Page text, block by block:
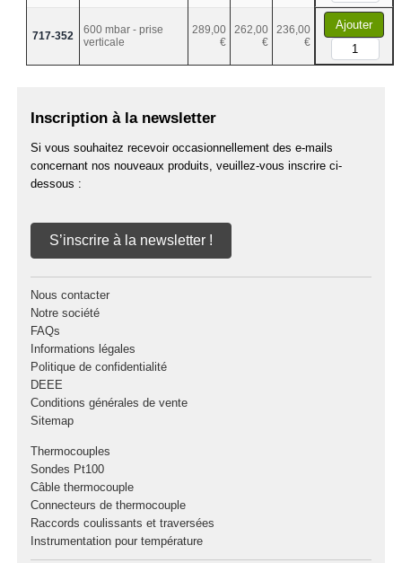
717-352
600 mbar - prise
verticale
289,00
€
262,00
€
236,00
€
Ajouter
Inscription à la newsletter
Si vous souhaitez recevoir occasionnellement des e-mails
concernant nos nouveaux produits, veuillez-vous inscrire ci-
dessous :
S’inscrire à la newsletter !
Nous contacter
Notre société
FAQs
Informations légales
Politique de confidentialité
DEEE
Conditions générales de vente
Sitemap
Thermocouples
Sondes Pt100
Câble thermocouple
Connecteurs de thermocouple
Raccords coulissants et traversées
Instrumentation pour température